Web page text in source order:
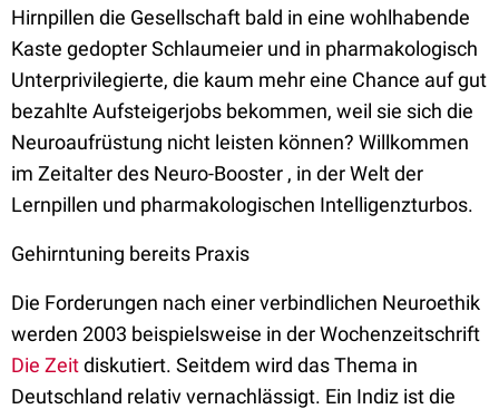
Hirnpillen die Gesellschaft bald in eine wohlhabende
Kaste gedopter Schlaumeier und in pharmakologisch
Unterprivilegierte, die kaum mehr eine Chance auf gut
bezahlte Aufsteigerjobs bekommen, weil sie sich die
Neuroaufrüstung nicht leisten können? Willkommen
im Zeitalter des Neuro-Booster , in der Welt der
Lernpillen und pharmakologischen Intelligenzturbos.
Gehirntuning bereits Praxis
Die Forderungen nach einer verbindlichen Neuroethik
werden 2003 beispielsweise in der Wochenzeitschrift
Die Zeitdiskutiert. Seitdem wird das Thema in
Deutschland relativ vernachlässigt. Ein Indiz ist die